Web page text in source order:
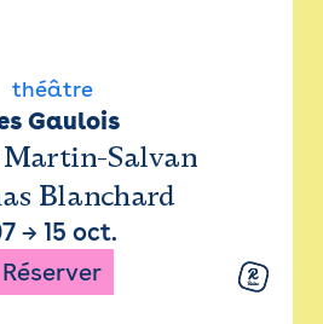
théâtre
Gaulois
Salvan
Blanchard
→ 15 oct.
Réserver